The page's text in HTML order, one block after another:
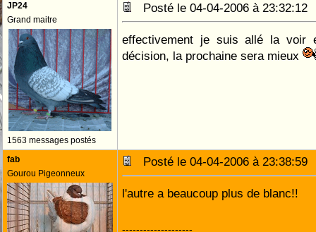
JP24
Grand maitre
1563 messages postés
Posté le 04-04-2006 à
effectivement je suis allé la voir
décision, la prochaine sera mieux
fab
Gourou Pigeonneux
Posté le 04-04-2006 à
l'autre a beaucoup plus de blanc!!
--------------------